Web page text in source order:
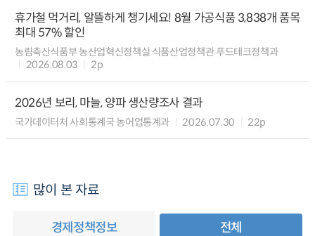
휴가철 먹거리, 알뜰하게 챙기세요! 8월 가공식품 3,838개 품목
최대 57% 할인
농림축산식품부 농산업혁신정책실 식품산업정책관 푸드테크정책과
2026.08.03
2p
2026년 보리, 마늘, 양파 생산량조사 결과
국가데이터처 사회통계국 농어업통계과 2026.07.30 22p
많이 본 자료
경제정책정보 전체